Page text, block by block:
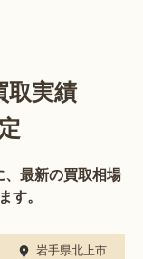
取実績
最新の買取相場
す。
岩手県北上市